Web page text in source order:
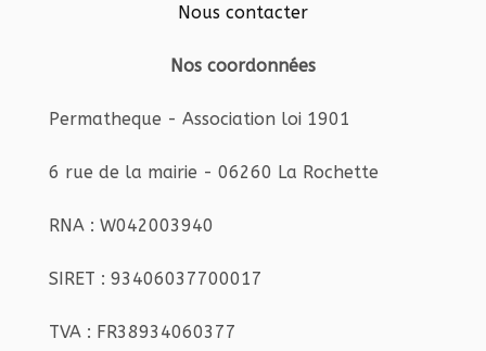
Nous contacter
Nos coordonnées
Permatheque - Association loi 1901
6 rue de la mairie - 06260 La Rochette
RNA : W042003940
SIRET : 93406037700017
TVA : FR38934060377